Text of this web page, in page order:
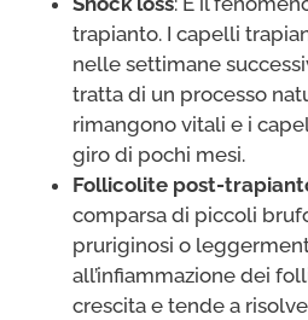
trapianto. I capelli
nelle settimane
tratta di un processo
rimangono vitali e i
giro di pochi mesi.
Follicolite post-
comparsa di piccoli
pruriginosi o
all’infiammazione dei
crescita e tende a